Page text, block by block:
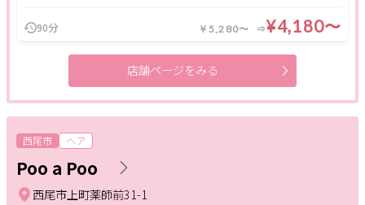
90分 ￥5,280〜 ¥4,180〜
店舗ページをみる
西尾市 ヘア
Poo a Poo
西尾市上町薬師前31-1